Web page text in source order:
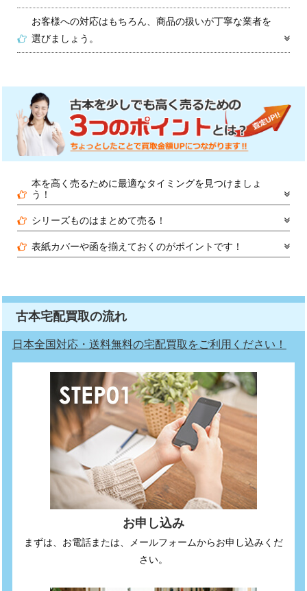
お客様への対応はもちろん、商品の扱いが丁寧な業者を
選びましょう。
本を高く売るために最適なタイミングを見つけましょ
う！
シリーズものはまとめて売る！
表紙カバーや函を揃えておくのがポイントです！
古本宅配買取の流れ
日本全国対応・送料無料の宅配買取をご利用ください！
お申し込み
まずは、お電話または、メールフォームからお申し込みくだ
さい。